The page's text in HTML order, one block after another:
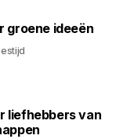
groene ideeën
liefhebbers van